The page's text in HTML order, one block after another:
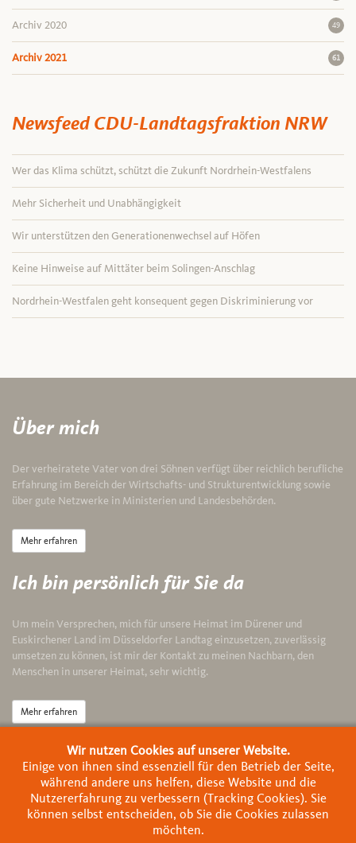
Archiv 2020 49
Archiv 2021 61
Newsfeed CDU-Landtagsfraktion NRW
Wer das Klima schützt, schützt die Zukunft Nordrhein-Westfalens
Mehr Sicherheit und Unabhängigkeit
Wir unterstützen den Generationenwechsel auf Höfen
Keine Hinweise auf Mittäter beim Solingen-Anschlag
Nordrhein-Westfalen geht konsequent gegen Diskriminierung vor
Über mich
Der verheiratete Vater von drei Söhnen verfügt über reichlich berufliche
Erfahrung im Bereich der Wirtschafts- und Strukturentwicklung sowie
über gute Netzwerke in Ministerien und Landesbehörden.
Mehr erfahren
Ich bin persönlich für Sie da
Um mein Versprechen, mich für unsere Heimat im Dürener und
Euskirchener Land im Düsseldorfer Landtag einzusetzen, zuverlässig
umsetzen zu können, ist mir der Kontakt zu meinen Nachbarn, den
Menschen in unserer Heimat, sehr wichtig.
Mehr erfahren
Politische Ziele
Das Land sollte die Städte und Gemeinden befähigen, ihr Angebot an
den Wünschen ihrer Bürger auszurichten. Wir müssen die Dinge
gemeinsam gestalten, denn es ist unser aller Zukunft.
Wir nutzen Cookies auf unserer Website.
Einige von ihnen sind essenziell für den Betrieb der Seite,
während andere uns helfen, diese Website und die
Nutzererfahrung zu verbessern (Tracking Cookies). Sie
können selbst entscheiden, ob Sie die Cookies zulassen
möchten.